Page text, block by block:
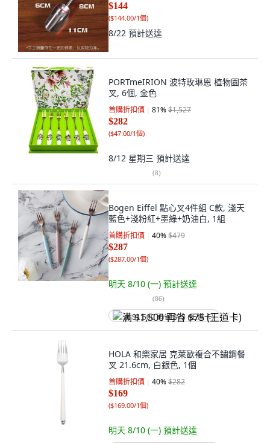
$144
($144.00/1個)
8/22 預計送達
PORTmeIRION 波特玫琳恩 植物園茶
叉, 6個, 金色
首購折扣價 81%$1,527
$282
($47.00/1個)
8/12 星期三 預計送達
(8)
Bogen Eiffel 點心叉4件組 C款, 淺天
藍色+淺粉紅+墨綠+奶油白, 1組
首購折扣價 40%$479
$287
($287.00/1個)
明天 8/10 (一) 預計送達
(86)
满 $1,500 再省 $75 (王道卡)
HOLA 和樂家居 克萊歐複合不鏽鋼餐
叉 21.6cm, 白銀色, 1個
首購折扣價 40%$282
$169
($169.00/1個)
明天 8/10 (一) 預計送達